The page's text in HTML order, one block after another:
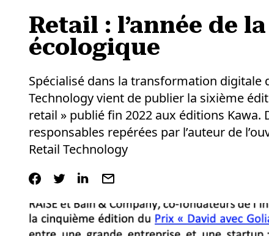
Retail : l’année de
écologique
Spécialisé dans la transformation
Technology vient de publier la sixième
retail » publié fin 2022 aux éditions
responsables repérées par l’auteur de
Retail Technology